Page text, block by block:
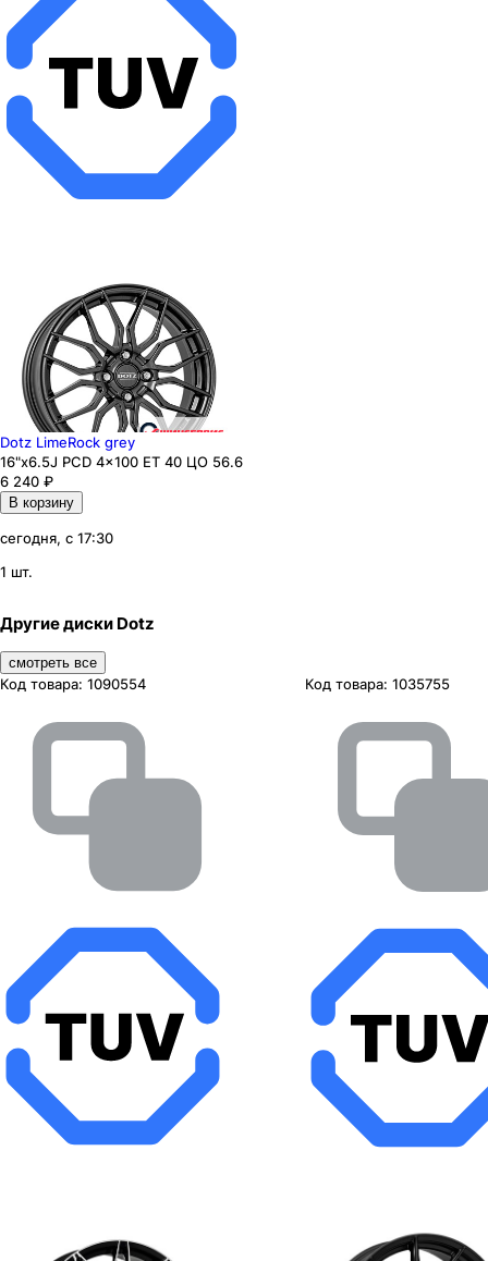
Dotz LimeRock grey
16"x6.5J PCD 4x100 ЕТ 40 ЦО 56.6
6 240 ₽
В корзину
сегодня, с 17:30
1 шт.
Другие диски Dotz
смотреть все
Код товара: 1090554 Код товара: 1035755